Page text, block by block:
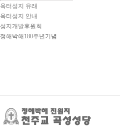
옥터성지 유래
옥터성지 안내
성지개발후원회
정해박해180주년기념